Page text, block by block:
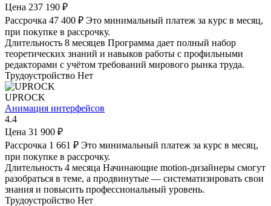
Цена 237 190 ₽
Рассрочка 47 400 ₽ Это минимальный платеж за курс в месяц,
при покупке в рассрочку.
Длительность 8 месяцев Программа дает полный набор
теоретических знаний и навыков работы с профильными
редакторами с учётом требований мирового рынка труда.
Трудоустройство Нет
UPROCK
Анимация интерфейсов
4.4
Цена 31 900 ₽
Рассрочка 1 661 ₽ Это минимальный платеж за курс в месяц,
при покупке в рассрочку.
Длительность 4 месяца Начинающие motion‑дизайнеры смогут
разобраться в теме, а продвинутые — систематизировать свои
знания и повысить профессиональный уровень.
Трудоустройство Нет